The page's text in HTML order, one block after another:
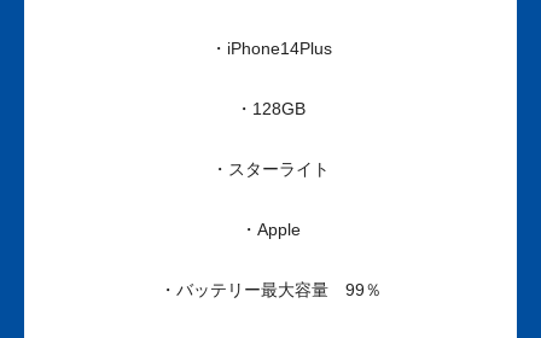
・iPhone14Plus
・128GB
・スターライト
・Apple
・バッテリー最大容量 99％